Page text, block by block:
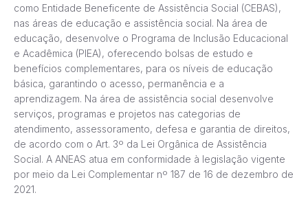
como Entidade Beneficente de Assistência Social (CEBAS),
nas áreas de educação e assistência social. Na área de
educação, desenvolve o Programa de Inclusão Educacional
e Acadêmica (PIEA), oferecendo bolsas de estudo e
benefícios complementares, para os níveis de educação
básica, garantindo o acesso, permanência e a
aprendizagem. Na área de assistência social desenvolve
serviços, programas e projetos nas categorias de
atendimento, assessoramento, defesa e garantia de direitos,
de acordo com o Art. 3º da Lei Orgânica de Assistência
Social. A ANEAS atua em conformidade à legislação vigente
por meio da Lei Complementar nº 187 de 16 de dezembro de
2021.